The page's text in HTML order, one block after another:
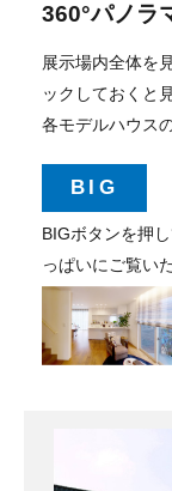
360°パノラ
展示場内全体を
ックしておくと
各モデルハウス
BIG
BIGボタンを押
っぱいにご覧い